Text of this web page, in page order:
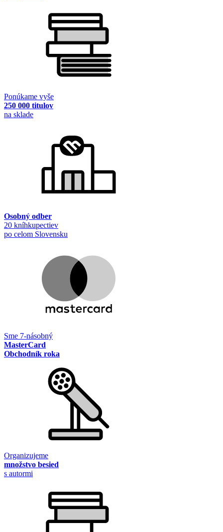
Ponúkame vyše
250 000 titulov
na sklade
Osobný odber
20 kníhkupectiev
po celom Slovensku
Sme 7-násobný
MasterCard
Obchodník roka
Organizujeme
množstvo besied
s autormi